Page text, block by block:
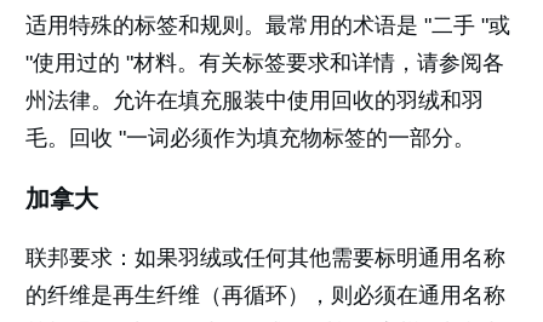
适用特殊的标签和规则。最常用的术语是 "二手 "或
"使用过的 "材料。有关标签要求和详情，请参阅各
州法律。允许在填充服装中使用回收的羽绒和羽
毛。回收 "一词必须作为填充物标签的一部分。
加拿大
联邦要求：如果羽绒或任何其他需要标明通用名称
的纤维是再生纤维（再循环），则必须在通用名称